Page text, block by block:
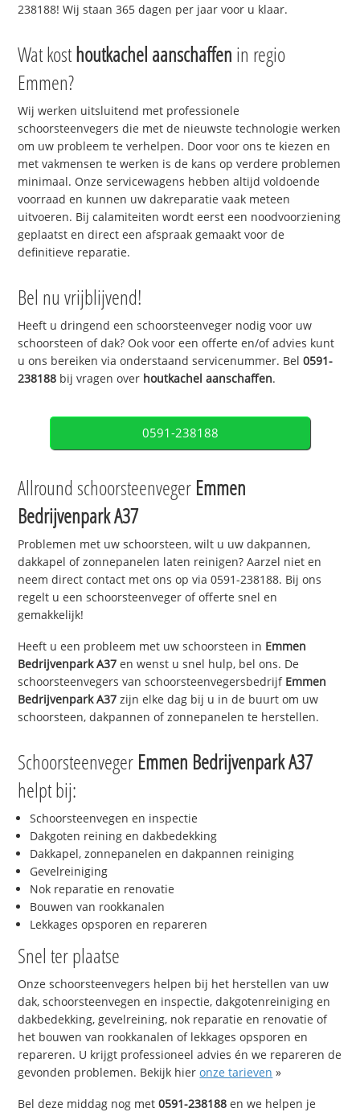
238188! Wij staan 365 dagen per jaar voor u klaar.
Wat kosthoutkachel aanschaffen in regio
Emmen?
Wij werken uitsluitend met professionele
schoorsteenvegers die met de nieuwste technologie werken
om uw probleem te verhelpen. Door voor ons te kiezen en
met vakmensen te werken is de kans op verdere problemen
minimaal. Onze servicewagens hebben altijd voldoende
voorraad en kunnen uw dakreparatie vaak meteen
uitvoeren. Bij calamiteiten wordt eerst een noodvoorziening
geplaatst en direct een afspraak gemaakt voor de
definitieve reparatie.
Bel nu vrijblijvend!
Heeft u dringend een schoorsteenveger nodig voor uw
schoorsteen of dak? Ook voor een offerte en/of advies kunt
u ons bereiken via onderstaand servicenummer. Bel0591-
238188 bij vragen over houtkachel aanschaffen.
0591-238188
Allround schoorsteenveger Emmen
Bedrijvenpark A37
Problemen met uw schoorsteen, wilt u uw dakpannen,
dakkapel of zonnepanelen laten reinigen? Aarzel niet en
neem direct contact met ons op via 0591-238188. Bij ons
regelt u een schoorsteenveger of offerte snel en
gemakkelijk!
Heeft u een probleem met uw schoorsteen in Emmen
Bedrijvenpark A37 en wenst u snel hulp, bel ons. De
schoorsteenvegers van schoorsteenvegersbedrijf Emmen
Bedrijvenpark A37 zijn elke dag bij u in de buurt om uw
schoorsteen, dakpannen of zonnepanelen te herstellen.
Schoorsteenveger Emmen Bedrijvenpark A37
helpt bij:
Schoorsteenvegen en inspectie
Dakgoten reining en dakbedekking
Dakkapel, zonnepanelen en dakpannen reiniging
Gevelreiniging
Nok reparatie en renovatie
Bouwen van rookkanalen
Lekkages opsporen en repareren
Snel ter plaatse
Onze schoorsteenvegers helpen bij het herstellen van uw
dak, schoorsteenvegen en inspectie, dakgotenreiniging en
dakbedekking, gevelreining, nok reparatie en renovatie of
het bouwen van rookkanalen of lekkages opsporen en
repareren. U krijgt professioneel advies én we repareren de
gevonden problemen. Bekijk hieronze tarieven »
Bel deze middag nog met0591-238188 en we helpen je